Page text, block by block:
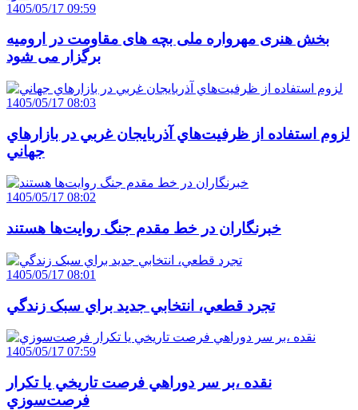
1405/05/17 09:59
بخش هنری مهرواره ملی بچه های مقاومت در ارومیه
برگزار می شود
1405/05/17 08:03
لزوم استفاده از ظرفيت‌هاي آذربايجان غربي در بازارهاي
جهاني
1405/05/17 08:02
خبرنگاران در خط مقدم جنگ روايت‌ها هستند
1405/05/17 08:01
تجرد قطعي، انتخابي جديد براي سبک زندگي
1405/05/17 07:59
نقده ،بر سر دوراهي فرصت تاريخي يا تکرار
فرصت‌سوزي